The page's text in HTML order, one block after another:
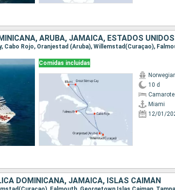
ARUBA, JAMAICA, ESTADOS UNIDOS
Cabo Rojo, Oranjestad (Aruba), Willemstad(Curaçao),
Comidas incluidas
10 d
Miami
12/01/
DOMINICANA, JAMAICA, ISLAS CAIMÁN